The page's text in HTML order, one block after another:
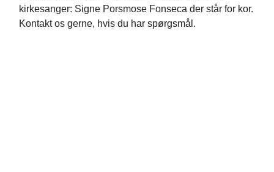
kirkesanger: Signe Porsmose Fonseca der står for kor.
Kontakt os gerne, hvis du har spørgsmål.